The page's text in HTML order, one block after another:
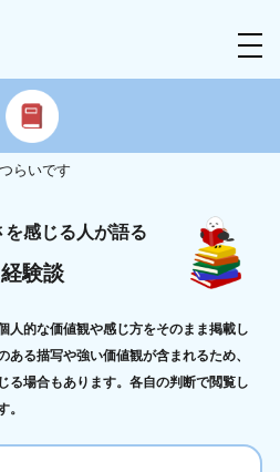
らいです
を感じる人が語る
経験談
人的な価値観や感じ方をそのまま掲載し
ある描写や強い価値観が含まれるため、
る場合もあります。各自の判断で閲覧し
。